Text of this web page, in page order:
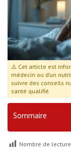
⚠️ Cet article est
médecin ou d’un
suivre des conseils
santé qualifié.
Sommaire
Nombre de